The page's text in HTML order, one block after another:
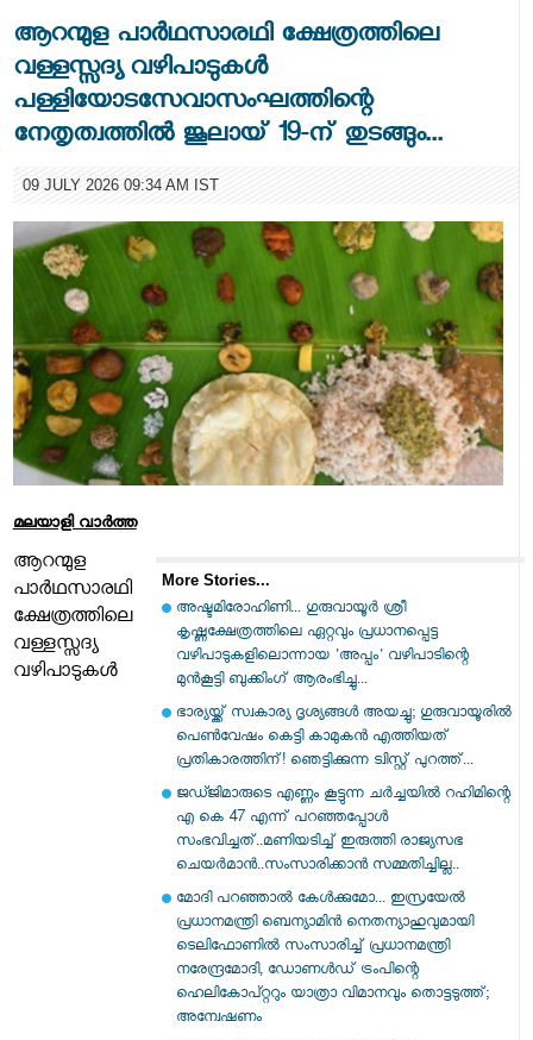
ആറന്മുള പാർഥസാരഥി ക്ഷേത്രത്തിലെ
വള്ളസ്സദ്യ വഴിപാടുകൾ
പള്ളിയോടസേവാസംഘത്തിന്റെ
നേതൃത്വത്തിൽ ജൂലായ് 19-ന് തുടങ്ങും...
09 JULY 2026 09:34 AM IST
മലയാളി വാര്‍ത്ത
More Stories...
അഷ്ടമിരോഹിണി... ഗുരുവായൂർ ശ്രീ
കൃഷ്ണക്ഷേത്രത്തിലെ ഏറ്റവും പ്രധാനപ്പെട്ട
വഴിപാടുകളിലൊന്നായ 'അപ്പം' വഴിപാടിന്റെ
മുൻകൂട്ടി ബുക്കിംഗ് ആരംഭിച്ചു...
ഭാര്യയ്ക്ക് സ്വകാര്യ ദൃശ്യങ്ങൾ അയച്ചു; ഗുരുവായൂരിൽ
പെൺവേഷം കെട്ടി കാമുകൻ എത്തിയത്
പ്രതികാരത്തിന്! ഞെട്ടിക്കുന്ന ട്വിസ്റ്റ് പുറത്ത്...
ജഡ്ജിമാരുടെ എണ്ണം കൂട്ടുന്ന ചർച്ചയിൽ റഹിമിന്റെ
എ കെ 47 എന്ന് പറഞ്ഞപ്പോൾ
സംഭവിച്ചത്..മണിയടിച്ച് ഇരുത്തി രാജ്യസഭ
ചെയർമാൻ..സംസാരിക്കാൻ സമ്മതിച്ചില്ല..
മോദി പറഞ്ഞാൽ കേൾക്കുമോ... ഇസ്രയേൽ
പ്രധാനമന്ത്രി ബെന്യാമിൻ നെതന്യാഹുവുമായി
ടെലിഫോണിൽ സംസാരിച്ച് പ്രധാനമന്ത്രി
നരേന്ദ്രമോദി, ഡോണൾഡ് ട്രംപിന്റെ
ഹെലികോപ്റ്ററും യാത്രാ വിമാനവും തൊട്ടടുത്ത്;
അന്വേഷണം
ആറന്മുള
പാർഥസാരഥി
ക്ഷേത്രത്തിലെ
വള്ളസ്സദ്യ
വഴിപാടുകൾ